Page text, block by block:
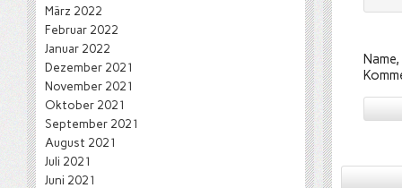
März 2022
Februar 2022
Januar 2022
Dezember 2021
November 2021
Oktober 2021
September 2021
August 2021
Juli 2021
Juni 2021